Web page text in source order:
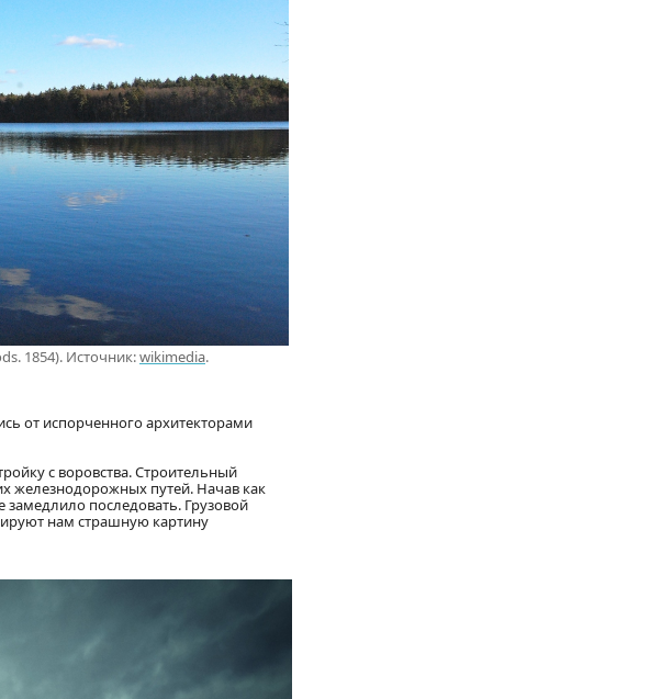
1854). Источник:wikimedia.
от испорченного архитекторами
с воровства. Строительный
железнодорожных путей. Начав как
замедлило последовать. Грузовой
нам страшную картину